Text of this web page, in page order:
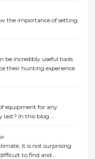
the importance of setting
be incredibly useful tools
their hunting experience.
equipment for any
In this blog …
it is not surprising
to find and …